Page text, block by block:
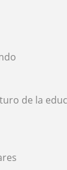
de la